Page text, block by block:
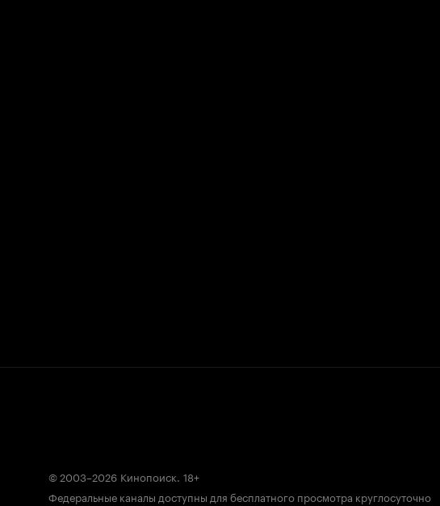
© 2003–2026 Кинопоиск. 18+
Федеральные каналы доступны для бесплатного просмотра круглосуточно